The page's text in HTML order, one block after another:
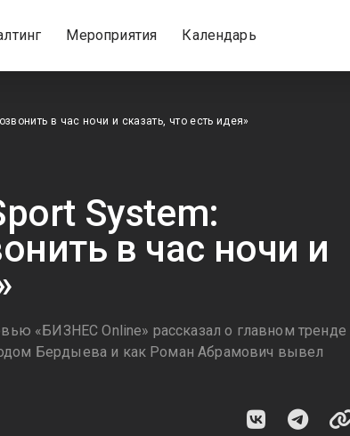
Мероприятия Календарь
в час ночи и сказать, что есть идея»
System:
в час ночи и
«БИЗНЕС Online» рассказал о главном тренде
Бердыева и как Роман Абрамович вывел